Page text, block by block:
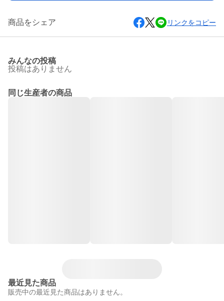
商品をシェア リンクをコピー
みんなの投稿
投稿はありません
同じ生産者の商品
最近見た商品
販売中の最近見た商品はありません。